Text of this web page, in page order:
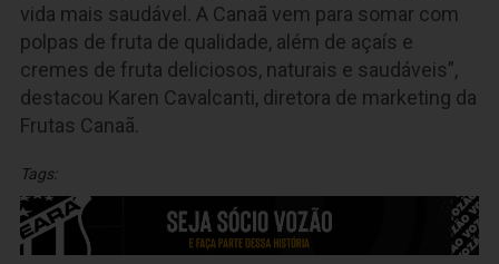
vida mais saudável. A Canaã vem para somar com
polpas de fruta de qualidade, além de açaís e
cremes de fruta deliciosos, naturais e saudáveis”,
destacou Karen Cavalcanti, diretora de marketing da
Frutas Canaã.
Tags: